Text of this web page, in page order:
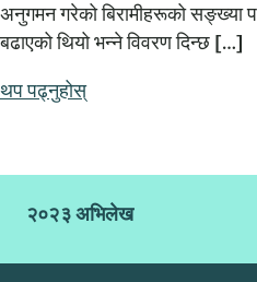
अनुगमन गरेको बिरामीहरूको सङ्ख्या
बढाएको थियो भन्ने विवरण दिन्छ […]
थप पढ्नुहोस्
२०२३ अभिलेख